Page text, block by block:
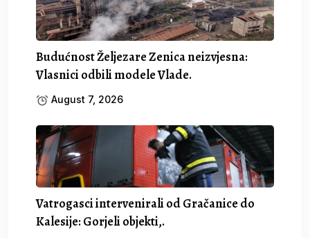
Budućnost Željezare Zenica neizvjesna:
Vlasnici odbili modele Vlade.
August 7, 2026
Vatrogasci intervenirali od Gračanice do
Kalesije: Gorjeli objekti,.